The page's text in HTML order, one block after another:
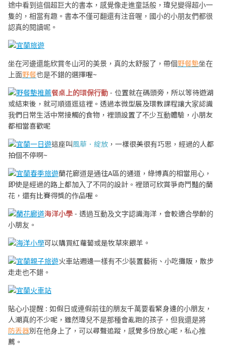
途中看到這個超巨大的書本，感覺像走進童話般，瑋兒變得超小一
隻的，相當有趣。書本不僅可翻還有注音喔，國小的小朋友們都很
認真的閱讀呢。
坐在河邊還能欣賞冬山河的美景，真的太舒服了，帶個野餐墊坐在
上面野餐也是不錯的選擇喔~
餐桌上的環保行動 - 位置就在碼頭旁，所以等待遊湖
或結束後，就可順道逛這裡。透過本微型展及環教課程讓大家認識
我們日常生活中常接觸的食物，裡頭設置了不少互動體驗，小朋友
都相當喜歡呢
這座叫風華．綻放 ，一樣很美很有巧思，經過的人都
拍個不停啊~
蘭花廊道是通往A區的通道，綠博真的相當用心，
即使是經過的路上都加入了不同的設計。裡頭可欣賞爭奇鬥豔的蘭
花，還有比賽得獎的作品喔。
海洋小學 - 透過互動及文字認識海洋，會較適合學齡的
小朋友。
可以購買紅蘿蔔或是牧草來餵羊。
火車站週邊一樣有不少裝置藝術、小吃攤販，散步
走走也不錯。
貼心小提醒 : 如假日或連假前往的朋友千萬要看緊身邊的小朋友，
人潮真的不少呢，雖然瑋兒不是那種會亂跑的孩子，但我還是將
防丟器別在他身上了，可以尋聲追蹤，感覺多份放心呢，私心推
薦。